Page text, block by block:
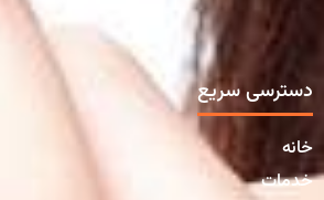
دسترسی سریع
خانه
خدمات